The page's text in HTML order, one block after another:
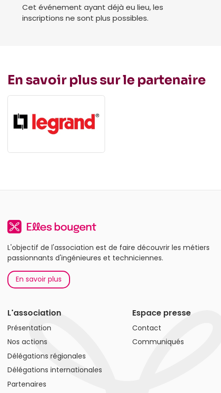
Cet événement ayant déjà eu lieu, les
inscriptions ne sont plus possibles.
En savoir plus sur le partenaire
L'objectif de l'association est de faire découvrir les métiers
passionnants d'ingénieures et techniciennes.
En savoir plus
L'association
Présentation
Nos actions
Délégations régionales
Délégations internationales
Partenaires
Espace presse
Contact
Communiqués